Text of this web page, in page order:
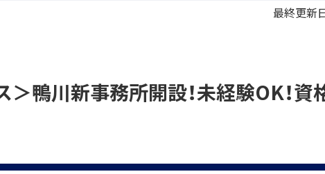
最終更新
鴨川新事務所開設！未経験OK！資